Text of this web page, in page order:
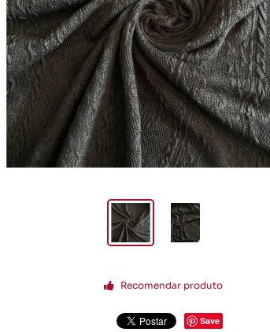
Recomendar produto
Save